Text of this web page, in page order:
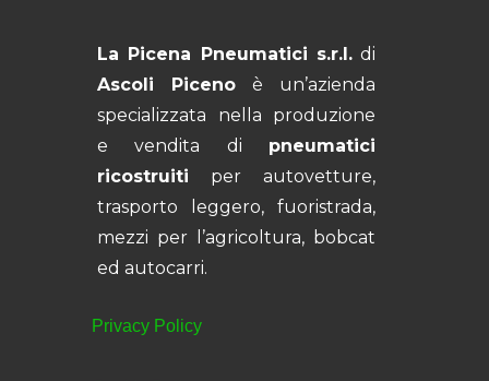
La Picena Pneumatici s.r.l.di
Ascoli Piceno è un’azienda
specializzata nella produzione
e vendita di pneumatici
ricostruiti per autovetture,
trasporto leggero, fuoristrada,
mezzi per l’agricoltura, bobcat
ed autocarri.
Privacy Policy